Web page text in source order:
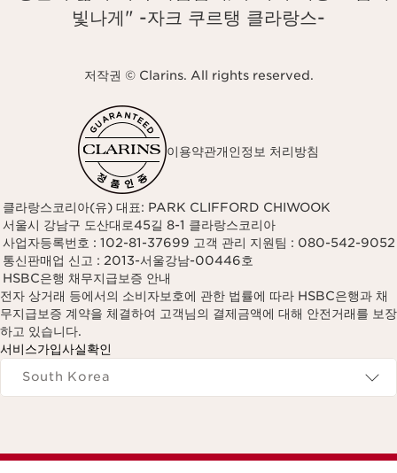
빛나게" -자크 쿠르탱 클라랑스-
저작권 © Clarins. All rights reserved.
이용약관개인정보 처리방침
클라랑스코리아(유) 대표: PARK CLIFFORD CHIWOOK
서울시 강남구 도산대로45길 8-1 클라랑스코리아
사업자등록번호 : 102-81-37699 고객 관리 지원팀 : 080-542-9052
통신판매업 신고 : 2013-서울강남-00446호
HSBC은행 채무지급보증 안내
전자 상거래 등에서의 소비자보호에 관한 법률에 따라 HSBC은행과 채
무지급보증 계약을 체결하여 고객님의 결제금액에 대해 안전거래를 보장
하고 있습니다.
서비스가입사실확인
Navigates to
South Korea